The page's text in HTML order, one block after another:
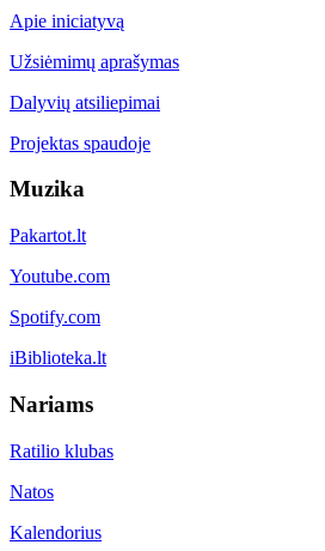
Apie iniciatyvą
Užsiėmimų aprašymas
Dalyvių atsiliepimai
Projektas spaudoje
Muzika
Pakartot.lt
Youtube.com
Spotify.com
iBiblioteka.lt
Nariams
Ratilio klubas
Natos
Kalendorius